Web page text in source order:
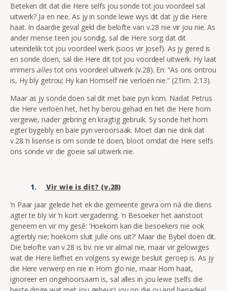
Beteken dit dat die Here selfs jou sonde tot jou voordeel sal
uitwerk? Ja en nee. As jy in sonde lewe wys dit dat jy die Here
haat. In daardie geval geld die belofte van v.28 nie vir jou nie. As
ander mense teen jou sondig, sal die Here sorg dat dit
uiteindelik tot jou voordeel werk (soos vir Josef). As jy gered is
en sonde doen, sal die Here dit tot jou voordeel uitwerk. Hy laat
immers allestot ons voordeel uitwerk (v.28). En: “As ons ontrou
is, Hy bly getrou; Hy kan Homself nie verloën nie.” (2Tim. 2:13).
Maar as jy sonde doen sal dit met baie pyn kom. Nadat Petrus
die Here verloën het, het hy berou gehad en het die Here hom
vergewe, nader gebring en kragtig gebruik. Sy sonde het hom
egter bygebly en baie pyn veroorsaak. Moet dan nie dink dat
v.28 ‘n lisense is om sonde te doen, bloot omdat die Here selfs
ons sonde vir die goeie sal uitwerk nie.
Vir wie is dit? (v.28)
‘n Paar jaar gelede het ek die gemeente gevra om ná die diens
agter te bly vir ‘n kort vergadering. ‘n Besoeker het aanstoot
geneem en vir my gesê: ‘Hoekom kan die besoekers nie ook
agterbly nie; hoekom sluit julle ons uit?’ Maar die Bybel doen dit.
Die belofte van v.28 is bv. nie vir almal nie, maar vir gelowiges
wat die Here liefhet en volgens sy ewige besluit geroep is. As jy
die Here verwerp en nie in Hom glo nie, maar Hom haat,
ignoreer en ongehoorsaam is, sal alles in jou lewe (selfs die